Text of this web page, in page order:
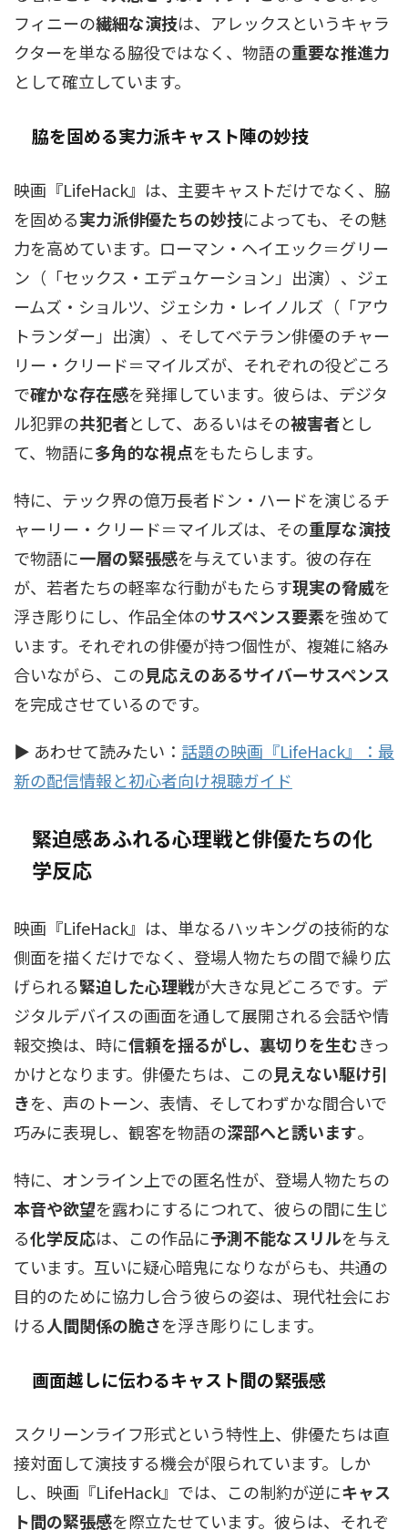
フィニーの繊細な演技は、アレックスというキャラ
クターを単なる脇役ではなく、物語の重要な推進力
として確立しています。
脇を固める実力派キャスト陣の妙技
映画『LifeHack』は、主要キャストだけでなく、脇
を固める実力派俳優たちの妙技によっても、その魅
力を高めています。ローマン・ヘイエック＝グリー
ン（「セックス・エデュケーション」出演）、ジェ
ームズ・ショルツ、ジェシカ・レイノルズ（「アウ
トランダー」出演）、そしてベテラン俳優のチャー
リー・クリード＝マイルズが、それぞれの役どころ
で確かな存在感を発揮しています。彼らは、デジタ
ル犯罪の共犯者として、あるいはその被害者とし
て、物語に多角的な視点をもたらします。
特に、テック界の億万長者ドン・ハードを演じるチ
ャーリー・クリード＝マイルズは、その重厚な演技
で物語に一層の緊張感を与えています。彼の存在
が、若者たちの軽率な行動がもたらす現実の脅威を
浮き彫りにし、作品全体のサスペンス要素を強めて
います。それぞれの俳優が持つ個性が、複雑に絡み
合いながら、この見応えのあるサイバーサスペンス
を完成させているのです。
▶ あわせて読みたい： 話題の映画『LifeHack』：最
新の配信情報と初心者向け視聴ガイド
緊迫感あふれる心理戦と俳優たちの化
学反応
映画『LifeHack』は、単なるハッキングの技術的な
側面を描くだけでなく、登場人物たちの間で繰り広
げられる緊迫した心理戦が大きな見どころです。デ
ジタルデバイスの画面を通して展開される会話や情
報交換は、時に信頼を揺るがし、裏切りを生むきっ
かけとなります。俳優たちは、この見えない駆け引
きを、声のトーン、表情、そしてわずかな間合いで
巧みに表現し、観客を物語の深部へと誘います。
特に、オンライン上での匿名性が、登場人物たちの
本音や欲望を露わにするにつれて、彼らの間に生じ
る化学反応は、この作品に予測不能なスリルを与え
ています。互いに疑心暗鬼になりながらも、共通の
目的のために協力し合う彼らの姿は、現代社会にお
ける人間関係の脆さを浮き彫りにします。
画面越しに伝わるキャスト間の緊張感
スクリーンライフ形式という特性上、俳優たちは直
接対面して演技する機会が限られています。しか
し、映画『LifeHack』では、この制約が逆にキャス
ト間の緊張感を際立たせています。彼らは、それぞ